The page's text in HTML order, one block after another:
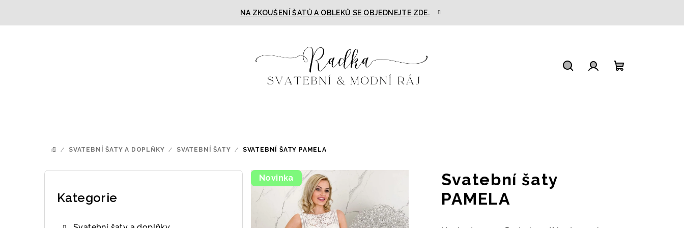
NA ZKOUŠENÍ ŠATŮ A OBLEKŮ SE OBJEDNEJTE ZDE.
DOMŮ
/ SVATEBNÍ ŠATY A DOPLŇKY / SVATEBNÍ ŠATY / SVATEBNÍ ŠATY PAMELA
P
Přeskočit
Kategorie
Svatební šaty
PAMELA
Novinka